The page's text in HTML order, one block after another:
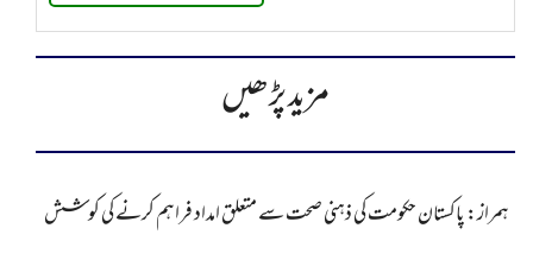
مزید پڑھیں
ہمراز: پاکستان حکومت کی ذہنی صحت سے متعلق امداد فراہم کرنے کی کوشش